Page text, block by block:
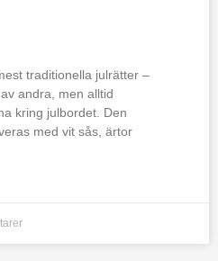
traditionella julrätter –
andra, men alltid
kring julbordet. Den
med vit sås, ärtor